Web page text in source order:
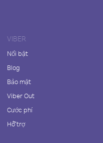
VIBER
Nổi bật
Blog
Bảo mật
Viber Out
Cước phí
Hỗ trợ